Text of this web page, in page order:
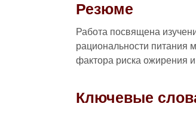
Резюме
Работа посвящена
рациональности питания
фактора риска ожирения
Ключевые